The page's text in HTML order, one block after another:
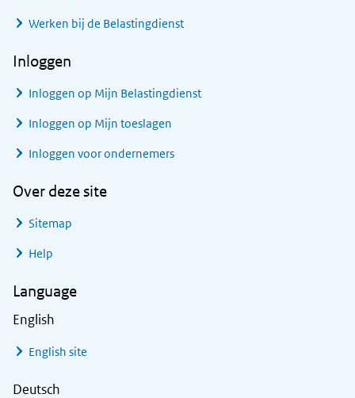
Werken bij de Belastingdienst
Inloggen
Inloggen op Mijn Belastingdienst
Inloggen op Mijn toeslagen
Inloggen voor ondernemers
Over deze site
Sitemap
Help
Language
English
English site
Deutsch